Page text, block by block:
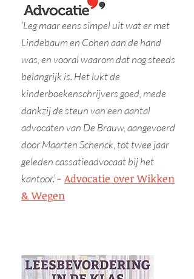
‘Leg maar eens simpel uit wat er met
Lindebaum en Cohen aan de hand
was, en vooral waarom dat nog steeds
belangrijk is. Het lukt de
kinderboekenschrijvers goed, mede
dankzij de steun van een aantal
advocaten van De Brauw, aangevoerd
door Maarten Schenck, tot twee jaar
geleden cassatieadvocaat bij het
kantoor.’- Advocatie over Wikken
& Wegen